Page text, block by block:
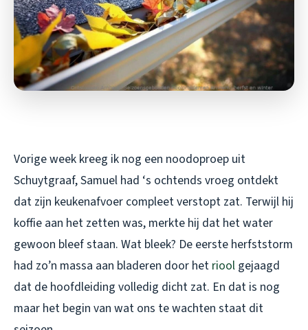
Vorige week kreeg ik nog een noodoproep uit
Schuytgraaf, Samuel had ‘s ochtends vroeg ontdekt
dat zijn keukenafvoer compleet verstopt zat. Terwijl hij
koffie aan het zetten was, merkte hij dat het water
gewoon bleef staan. Wat bleek? De eerste herfststorm
had zo’n massa aan bladeren door het riool gejaagd
dat de hoofdleiding volledig dicht zat. En dat is nog
maar het begin van wat ons te wachten staat dit